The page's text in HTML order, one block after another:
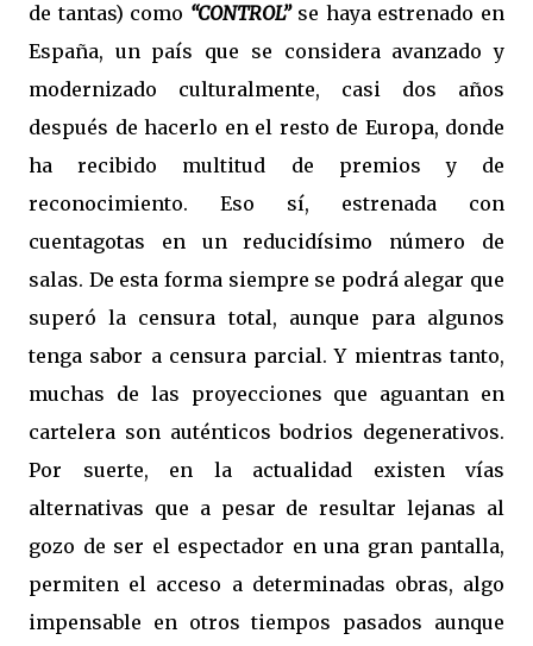
de tantas) como “CONTROL”se haya estrenado en
España, un país que se considera avanzado y
modernizado culturalmente, casi dos años
después de hacerlo en el resto de Europa, donde
ha recibido multitud de premios y de
reconocimiento. Eso sí, estrenada con
cuentagotas en un reducidísimo número de
salas. De esta forma siempre se podrá alegar que
superó la censura total, aunque para algunos
tenga sabor a censura parcial. Y mientras tanto,
muchas de las proyecciones que aguantan en
cartelera son auténticos bodrios degenerativos.
Por suerte, en la actualidad existen vías
alternativas que a pesar de resultar lejanas al
gozo de ser el espectador en una gran pantalla,
permiten el acceso a determinadas obras, algo
impensable en otros tiempos pasados aunque